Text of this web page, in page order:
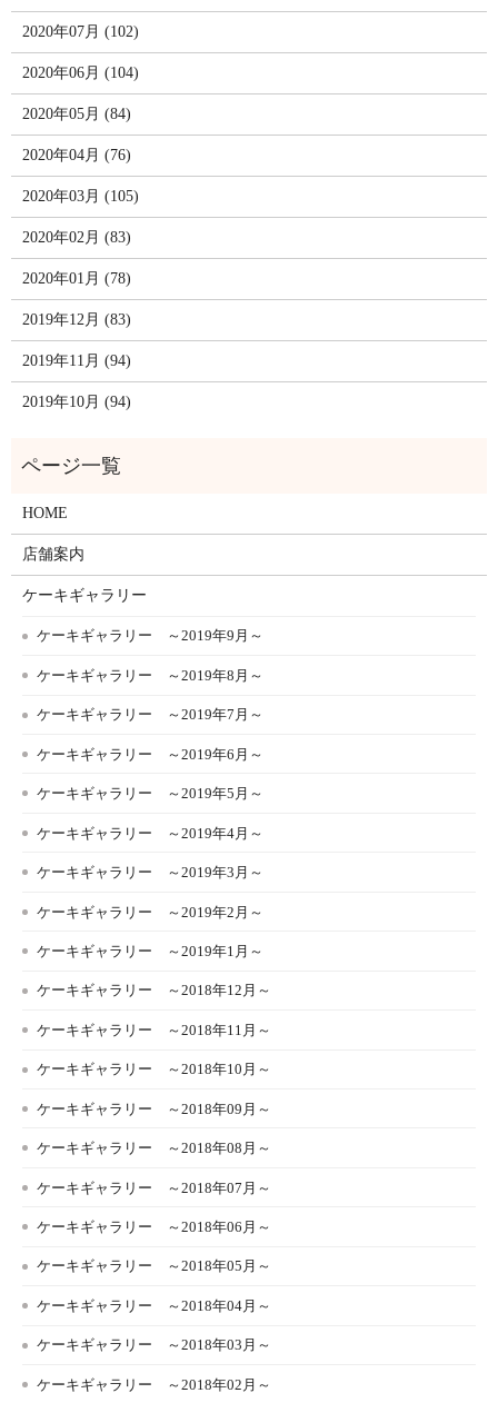
2020年07月 (102)
2020年06月 (104)
2020年05月 (84)
2020年04月 (76)
2020年03月 (105)
2020年02月 (83)
2020年01月 (78)
2019年12月 (83)
2019年11月 (94)
2019年10月 (94)
HOME
店舗案内
ケーキギャラリー
ケーキギャラリー ～2019年9月～
ケーキギャラリー ～2019年8月～
ケーキギャラリー ～2019年7月～
ケーキギャラリー ～2019年6月～
ケーキギャラリー ～2019年5月～
ケーキギャラリー ～2019年4月～
ケーキギャラリー ～2019年3月～
ケーキギャラリー ～2019年2月～
ケーキギャラリー ～2019年1月～
ケーキギャラリー ～2018年12月～
ケーキギャラリー ～2018年11月～
ケーキギャラリー ～2018年10月～
ケーキギャラリー ～2018年09月～
ケーキギャラリー ～2018年08月～
ケーキギャラリー ～2018年07月～
ケーキギャラリー ～2018年06月～
ケーキギャラリー ～2018年05月～
ケーキギャラリー ～2018年04月～
ケーキギャラリー ～2018年03月～
ケーキギャラリー ～2018年02月～